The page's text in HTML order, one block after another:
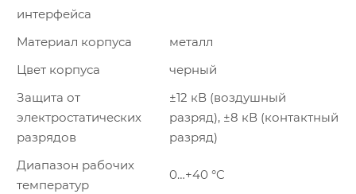
интерфейса
Материал корпуса
металл
Цвет корпуса
черный
Защита от
электростатических
разрядов
±12 кВ (воздушный
разряд), ±8 кВ (контактный
разряд)
Диапазон рабочих
температур
0…+40 °C